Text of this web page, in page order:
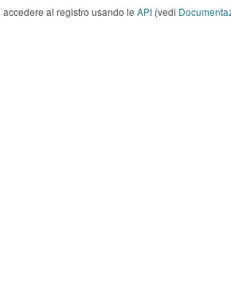
al registro usando le API (vedi